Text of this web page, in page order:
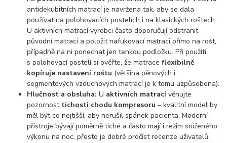
antidekubitních matrací je navržena tak, aby se dala
používat na polohovacích postelích i na klasických roštech.
U aktivních matrací výrobci často doporučují odstranit
původní matraci a položit nafukovací matraci přímo na rošt,
případně na ni ponechat jen tenkou podložku. Při použití
s polohovací postelí si ověřte, že matraceflexibilně
kopíruje nastavení roštu (většina pěnových i
segmentových vzduchových matrací je k tomu uzpůsobena).
Hlučnost a obsluha: U aktivních matracívěnujte
pozornost tichosti chodu kompresoru – kvalitní model by
měl být co nejtišší, aby nerušil spánek pacienta. Moderní
přístroje bývají poměrně tiché a často mají i režim sníženého
výkonu na noc, přesto je dobré pročíst recenze uživatelů,